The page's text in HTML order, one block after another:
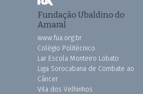
Fundação Ubaldino do
Amaral
www.fua.org.br
Colégio Politécnico
Lar Escola Monteiro Lobato
Liga Sorocabana de Combate ao
Câncer
Vila dos Velhinhos